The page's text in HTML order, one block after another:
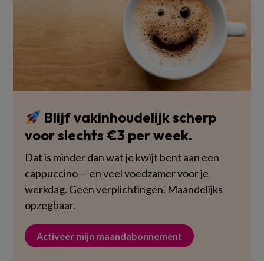
Blijf vakinhoudelijk scherp
voor slechts €3 per week.
Dat is minder dan wat je kwijt bent aan een
cappuccino — en veel voedzamer voor je
werkdag. Geen verplichtingen. Maandelijks
opzegbaar.
Activeer mijn maandabonnement